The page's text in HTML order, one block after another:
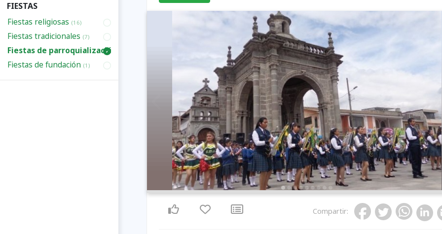
FIESTAS
Fiestas religiosas (16)
Fiestas tradicionales (7)
Fiestas de parroquialización
Fiestas de fundación (1)
Previous
Compartir: